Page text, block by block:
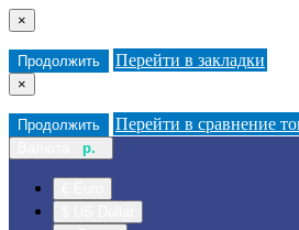
×
Продолжить Перейти в закладки
×
Продолжить Перейти в сравнение
р.